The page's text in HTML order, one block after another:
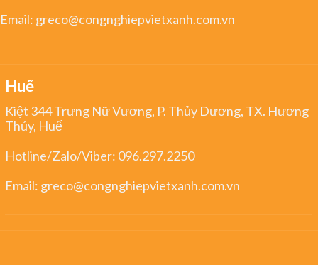
Email: greco@congnghiepvietxanh.com.vn
Huế
Kiệt 344 Trưng Nữ Vương, P. Thủy Dương, TX. Hương
Thủy, Huế
Hotline/Zalo/Viber: 096.297.2250
Email: greco@congnghiepvietxanh.com.vn